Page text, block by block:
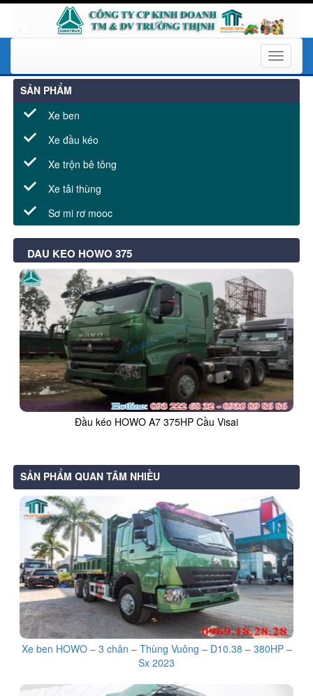
Toggle
SẢN PHẨM
Xe ben
Xe đầu kéo
Xe trộn bê tông
Xe tải thùng
Sơ mi rơ mooc
DAU KEO HOWO 375
Đầu kéo HOWO A7 375HP Cầu Visai
SẢN PHẨM QUAN TÂM NHIỀU
Xe ben HOWO – 3 chân – Thùng Vuông – D10.38 – 380HP –
Sx 2023